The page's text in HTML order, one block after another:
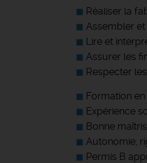
Réaliser la
Assembler
Lire et
Assurer les
Respecter
Formation
Expérience
Bonne
Autonomie,
Permis B